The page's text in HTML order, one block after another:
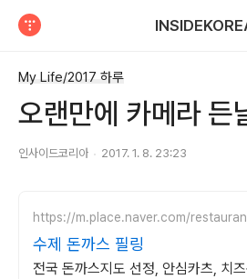
My Life/2017 하루
오랜만에 카메라 든
인사이드코리아 2017. 1. 8. 23:23
https://m.place.naver.com/
수제 돈까스 필링
전국 돈까스지도 선정, 안심카츠, 치